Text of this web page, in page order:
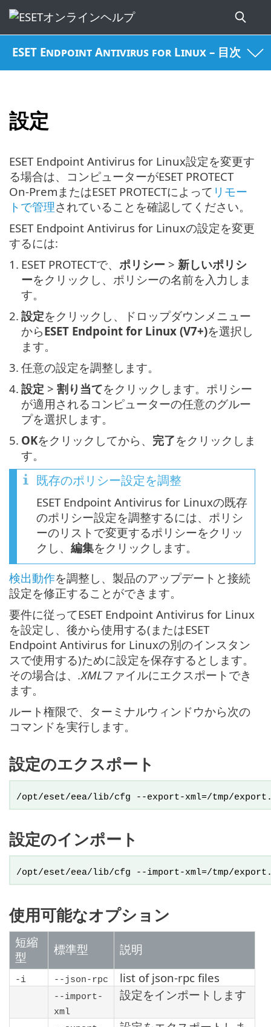
ESET Endpoint Antivirus for Linux – 目次
設定
ESET Endpoint Antivirus for Linux設定を変更す
る場合は、コンピューターがESET PROTECT
On-PremまたはESET PROTECTによって リモー
トで管理されていることを確認してください。
ESET Endpoint Antivirus for Linuxの設定を変更
するには:
1. ESET PROTECTで、 ポリシー > 新しいポリシ
ーをクリックし、ポリシーの名前を入力しま
す。
2. 設定をクリックし、ドロップダウンメニュー
からESET Endpoint for Linux (V7+)を選択し
ます。
3. 任意の設定を調整します。
4. 設定 > 割り当てをクリックします。ポリシー
が適用されるコンピューターの任意のグルー
プを選択します。
5. OKをクリックしてから、 完了をクリックしま
す。
既存のポリシー設定を調整
ESET Endpoint Antivirus for Linuxの既存
のポリシー設定を調整するには、ポリシ
ーのリストで変更するポリシーをクリッ
クし、 編集をクリックします。
検出動作を調整し、製品のアップデートと接続
設定を修正することができます。
要件に従ってESET Endpoint Antivirus for Linux
を設定し、後から使用する(またはESET
Endpoint Antivirus for Linuxの別のインスタン
スで使用する)ために設定を保存するとします。
その場合は、 .XMLファイルにエクスポートでき
ます。
ルート権限で、ターミナルウィンドウから次の
コマンドを実行します。
設定のエクスポート
/opt/eset/eea/lib/cfg --export-xml=/tmp/
設定のインポート
/opt/eset/eea/lib/cfg --import-xml=/tmp/
使用可能なオプション
短縮
型
標準型 説明
-i --json-rpc list of json-rpc files
--import-
xml
設定をインポートします